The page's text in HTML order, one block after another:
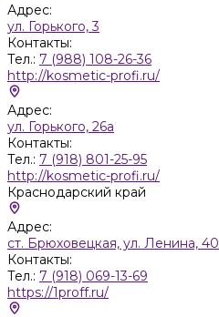
Адрес:
ул. Горького, 3
Контакты:
Тел.: 7 (988) 108-26-36
http://kosmetic-profi.ru/
Адрес:
ул. Горького, 26а
Контакты:
Тел.: 7 (918) 801-25-95
http://kosmetic-profi.ru/
Краснодарский край
Адрес:
ст. Брюховецкая, ул. Ленина, 40
Контакты:
Тел.: 7 (918) 069-13-69
https://1proff.ru/